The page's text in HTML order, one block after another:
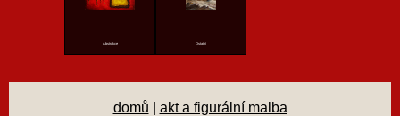
Abstrakce Ostatní
domů akt a figurální malba